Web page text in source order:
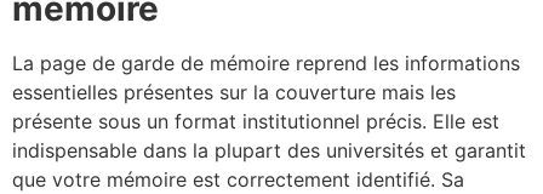
mémoire
La page de garde de mémoire reprend les informations
essentielles présentes sur la couverture mais les
présente sous un format institutionnel précis. Elle est
indispensable dans la plupart des universités et garantit
que votre mémoire est correctement identifié. Sa